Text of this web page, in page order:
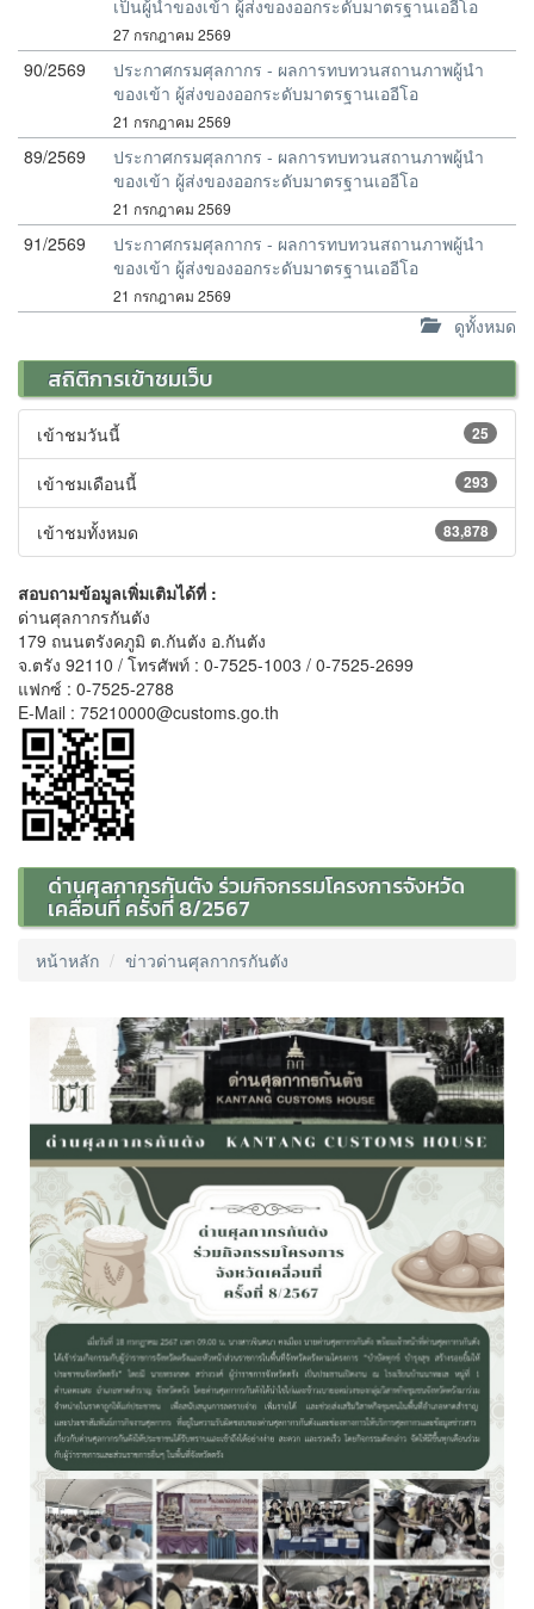
เป็นผู้นำของเข้า ผู้ส่งของออกระดับมาตรฐานเออีโอ
27 กรกฎาคม 2569
90/2569
ประกาศกรมศุลกากร - ผลการทบทวนสถานภาพผู้นำ
ของเข้า ผู้ส่งของออกระดับมาตรฐานเออีโอ
21 กรกฎาคม 2569
89/2569
ประกาศกรมศุลกากร - ผลการทบทวนสถานภาพผู้นำ
ของเข้า ผู้ส่งของออกระดับมาตรฐานเออีโอ
21 กรกฎาคม 2569
91/2569
ประกาศกรมศุลกากร - ผลการทบทวนสถานภาพผู้นำ
ของเข้า ผู้ส่งของออกระดับมาตรฐานเออีโอ
21 กรกฎาคม 2569
ดูทั้งหมด
สถิติการเข้าชมเว็บ
25
เข้าชมวันนี้
293
เข้าชมเดือนนี้
83,878
เข้าชมทั้งหมด
สอบถามข้อมูลเพิ่มเติมได้ที่ :
ด่านศุลกากรกันตัง
179 ถนนตรังคภูมิ ต.กันตัง อ.กันตัง
จ.ตรัง 92110 / โทรศัพท์ : 0-7525-1003 / 0-7525-2699
แฟกซ์ : 0-7525-2788
E-Mail : 75210000@customs.go.th
ด่านศุลกากรกันตัง ร่วมกิจกรรมโครงการจังหวัด
เคลื่อนที่ ครั้งที่ 8/2567
หน้าหลัก ข่าวด่านศุลกากรกันตัง